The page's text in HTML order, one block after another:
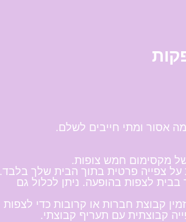
אסור ומתי חייבים לשלם.
מקסימום חמש צופות.
צפייה פרטית בתוך הבית שלך בלבד.
לצפות בהופעה. ניתן לכלול גם
קבוצת חברות או קרובות כדי לצפות
קבוצתית עם תעריף קבוצתי.